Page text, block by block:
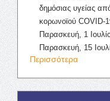
δημόσιας υγείας
κορωνοϊού COVID-
Παρασκευή, 1
Παρασκευή, 15
Περισσότερα